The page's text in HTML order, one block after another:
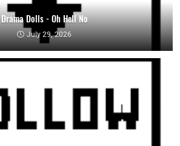
Drama Dolls - Oh Hell No
July 29, 2026